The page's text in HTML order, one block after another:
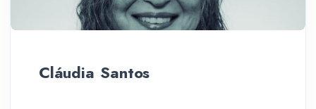
Cláudia Santos